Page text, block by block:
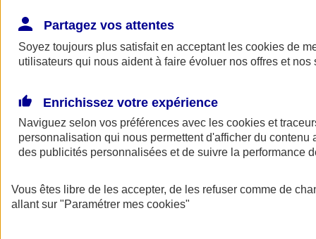
AXA Assurance
Partagez vos attentes
Soyez toujours plus satisfait en acceptant les cookies de
utilisateurs qui nous aident à faire évoluer nos offres et nos
Enrichissez votre expérience
Naviguez selon vos préférences avec les cookies et
personnalisation qui nous permettent d'afficher du contenu
des publicités personnalisées et de suivre la performance
Vous êtes libre de les accepter, de les refuser comme de
allant sur "Paramétrer mes cookies"